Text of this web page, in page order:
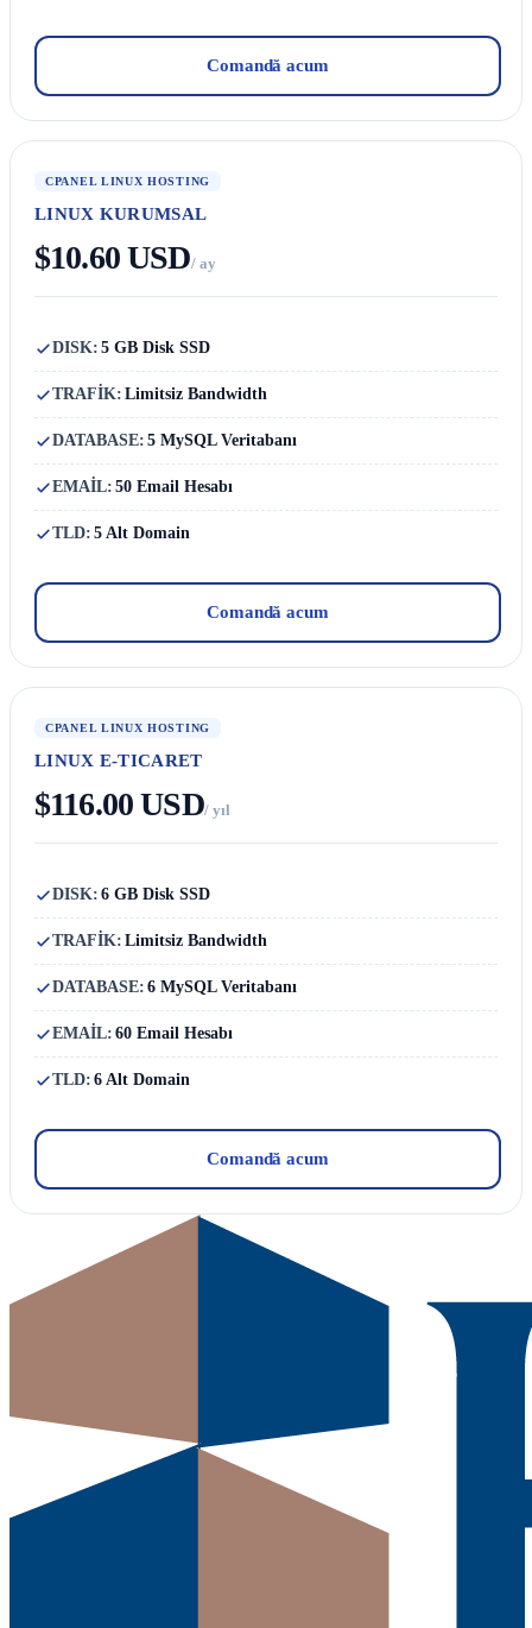
Comandă acum
CPANEL LINUX HOSTING
LINUX KURUMSAL
$10.60 USD/ ay
DISK: 5 GB Disk SSD
TRAFİK: Limitsiz Bandwidth
DATABASE: 5 MySQL Veritabanı
EMAİL: 50 Email Hesabı
TLD: 5 Alt Domain
Comandă acum
CPANEL LINUX HOSTING
LINUX E-TICARET
$116.00 USD/ yıl
DISK: 6 GB Disk SSD
TRAFİK: Limitsiz Bandwidth
DATABASE: 6 MySQL Veritabanı
EMAİL: 60 Email Hesabı
TLD: 6 Alt Domain
Comandă acum